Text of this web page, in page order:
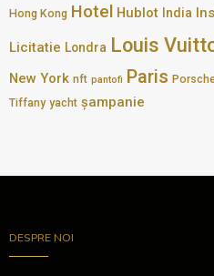
Hong Kong Hotel Hublot India
Licitatie Londra Louis
New York nft pantofi Paris
Tiffany yacht șampanie
DESPRE NOI